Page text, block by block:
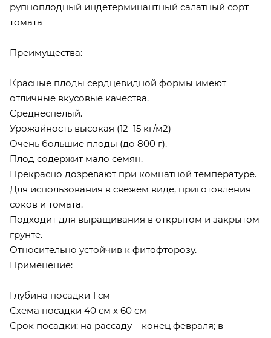
рупноплодный индетерминантный салатный сорт
томата
Преимущества:
Красные плоды сердцевидной формы имеют
отличные вкусовые качества.
Среднеспелый.
Урожайность высокая (12–15 кг/м2)
Очень большие плоды (до 800 г).
Плод содержит мало семян.
Прекрасно дозревают при комнатной температуре.
Для использования в свежем виде, приготовления
соков и томата.
Подходит для выращивания в открытом и закрытом
грунте.
Относительно устойчив к фитофторозу.
Применение:
Глубина посадки 1 см
Схема посадки 40 см х 60 см
Срок посадки: на рассаду – конец февраля; в